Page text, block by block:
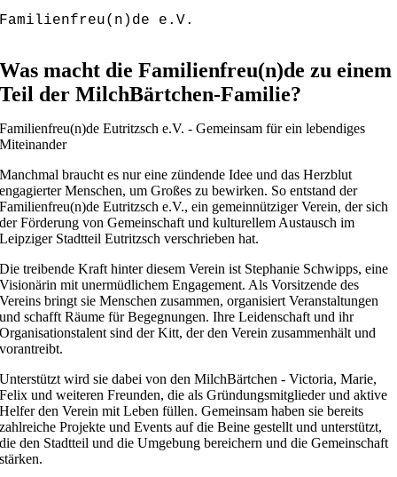
Familienfreu(n)de e.V.
Was macht die Familienfreu(n)de zu einem
Teil der MilchBärtchen-Familie?
Familienfreu(n)de Eutritzsch e.V. - Gemeinsam für ein lebendiges
Miteinander
Manchmal braucht es nur eine zündende Idee und das Herzblut
engagierter Menschen, um Großes zu bewirken. So entstand der
Familienfreu(n)de Eutritzsch e.V., ein gemeinnütziger Verein, der sich
der Förderung von Gemeinschaft und kulturellem Austausch im
Leipziger Stadtteil Eutritzsch verschrieben hat.
Die treibende Kraft hinter diesem Verein ist Stephanie Schwipps, eine
Visionärin mit unermüdlichem Engagement. Als Vorsitzende des
Vereins bringt sie Menschen zusammen, organisiert Veranstaltungen
und schafft Räume für Begegnungen. Ihre Leidenschaft und ihr
Organisationstalent sind der Kitt, der den Verein zusammenhält und
vorantreibt.
Unterstützt wird sie dabei von den MilchBärtchen - Victoria, Marie,
Felix und weiteren Freunden, die als Gründungsmitglieder und aktive
Helfer den Verein mit Leben füllen. Gemeinsam haben sie bereits
zahlreiche Projekte und Events auf die Beine gestellt und unterstützt,
die den Stadtteil und die Umgebung bereichern und die Gemeinschaft
stärken.